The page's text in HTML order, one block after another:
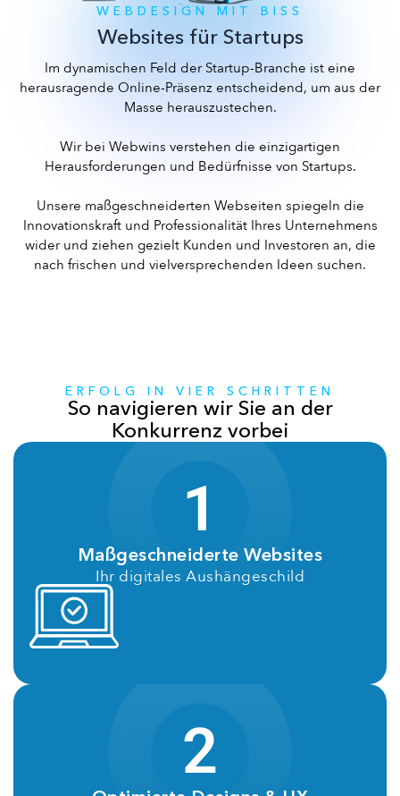
WEBDESIGN MIT BISS
Websites für Startups
Im dynamischen Feld der Startup-Branche ist eine
herausragende Online-Präsenz entscheidend, um aus der
Masse herauszustechen.
Wir bei Webwins verstehen die einzigartigen
Herausforderungen und Bedürfnisse von Startups.
Unsere maßgeschneiderten Webseiten spiegeln die
Innovationskraft und Professionalität Ihres Unternehmens
wider und ziehen gezielt Kunden und Investoren an, die
nach frischen und vielversprechenden Ideen suchen.
ERFOLG IN VIER SCHRITTEN
So navigieren wir Sie an der
Konkurrenz vorbei
1
Maßgeschneiderte Websites
Ihr digitales Aushängeschild
2